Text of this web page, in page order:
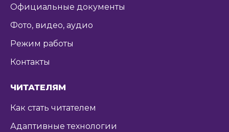
Официальные документы
Фото, видео, аудио
Режим работы
Контакты
ЧИТАТЕЛЯМ
Как стать читателем
Адаптивные технологии